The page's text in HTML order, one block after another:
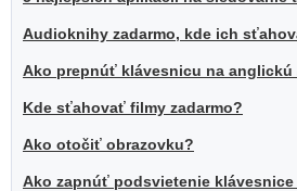
Audioknihy zadarmo, kde ich
Ako prepnúť klávesnicu na anglickú
Kde sťahovať filmy zadarmo?
Ako otočiť obrazovku?
Ako zapnúť podsvietenie